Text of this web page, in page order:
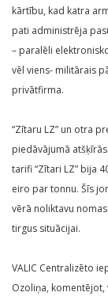
kārtību, kad katra
pati administrēja
– paralēli
vēl viens- militārais
privātfirma.
“Zītaru LZ” un otra
piedāvājumā
tarifi “Zītari LZ” bija
eiro par tonnu. Šīs
vērā noliktavu
tirgus situācijai.
VALIC Centralizēto
Ozoliņa,